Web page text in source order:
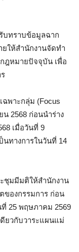
บทราบข้อมูลฉาก
ให้สำนักงานจัดทำ
ฎหมายปัจจุบัน เพื่อ
พาะกลุ่ม (Focus
2568 ก่อนนำร่าง
เมื่อวันที่ 9
นทางการในวันที่ 14
ชุมมีมติให้สำนักงาน
ของกรรมการ ก่อน
25 พฤษภาคม 2569
ดียวกับวาระแผนแม่